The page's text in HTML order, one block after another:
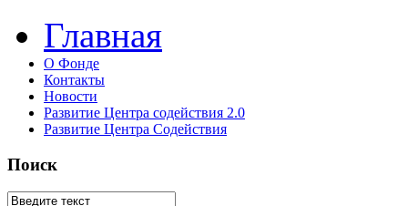
Главная
О Фонде
Контакты
Новости
Развитие Центра содействия 2.0
Развитие Центра Содействия
Поиск